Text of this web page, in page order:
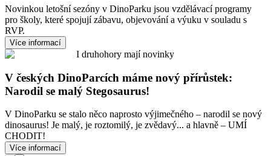
Novinkou letošní sezóny v DinoParku jsou vzdělávací programy
pro školy, které spojují zábavu, objevování a výuku v souladu s
RVP.
Více informací
I druhohory mají novinky
V českých DinoParcích máme nový přírůstek:
Narodil se malý Stegosaurus!
V DinoParku se stalo něco naprosto výjimečného – narodil se nový
dinosaurus! Je malý, je roztomilý, je zvědavý... a hlavně – UMÍ
CHODIT!
Více informací